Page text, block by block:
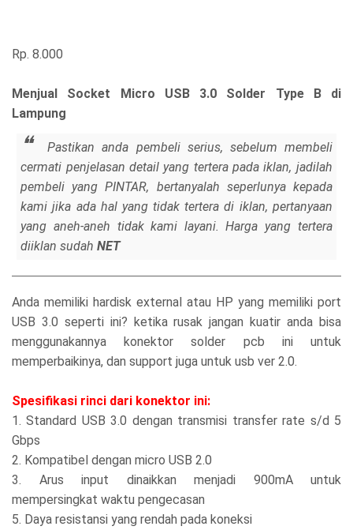
Rp. 8.000
Menjual Socket Micro USB 3.0 Solder Type B di
Lampung
Pastikan anda pembeli serius, sebelum membeli
cermati penjelasan detail yang tertera pada iklan, jadilah
pembeli yang PINTAR, bertanyalah seperlunya kepada
kami jika ada hal yang tidak tertera di iklan, pertanyaan
yang aneh-aneh tidak kami layani. Harga yang tertera
diiklan sudahNET
Anda memiliki hardisk external atau HP yang memiliki port
USB 3.0 seperti ini? ketika rusak jangan kuatir anda bisa
menggunakannya konektor solder pcb ini untuk
memperbaikinya, dan support juga untuk usb ver 2.0.
Spesifikasi rinci dari konektor ini:
1. Standard USB 3.0 dengan transmisi transfer rate s/d 5
Gbps
2. Kompatibel dengan micro USB 2.0
3. Arus input dinaikkan menjadi 900mA untuk
mempersingkat waktu pengecasan
5. Daya resistansi yang rendah pada koneksi